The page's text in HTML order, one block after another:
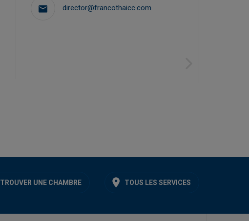
director@francothaicc.com
TOUS LES SERVICES
TROUVER UNE CHAMBRE